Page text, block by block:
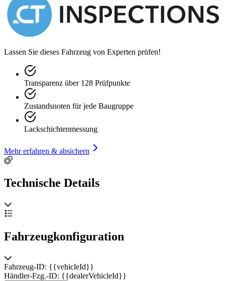
Lassen Sie dieses Fahrzeug von Experten prüfen!
Transparenz über 128 Prüfpunkte
Zustandsnoten für jede Baugruppe
Lackschichtenmessung
Mehr erfahren & absichern
Technische Details
Fahrzeugkonfiguration
Fahrzeug-ID: {{vehicleId}}
Händler-Fzg.-ID: {{dealerVehicleId}}